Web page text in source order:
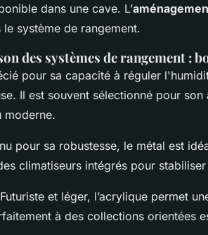
dans une cave. L’
le système de rangement.
des systèmes de rangement :
pour sa capacité à réguler
Il est souvent sélectionné pour
moderne.
pour sa robustesse, le métal est
climatiseurs intégrés pour
et léger, l’acrylique permet
à des collections orientées